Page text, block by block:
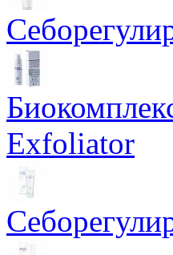
Exfoliator